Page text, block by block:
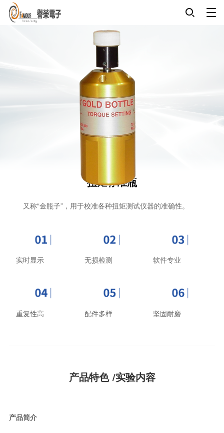
扭矩标准瓶
又称“金瓶子”，用于校准各种扭矩测试仪器的准确性。
实时显示 无损检测 软件专业
重复性高 配件多样 坚固耐磨
产品特色 /实验内容
产品简介